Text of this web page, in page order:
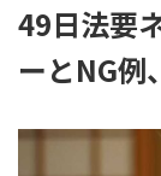
49日法要
ーとNG例